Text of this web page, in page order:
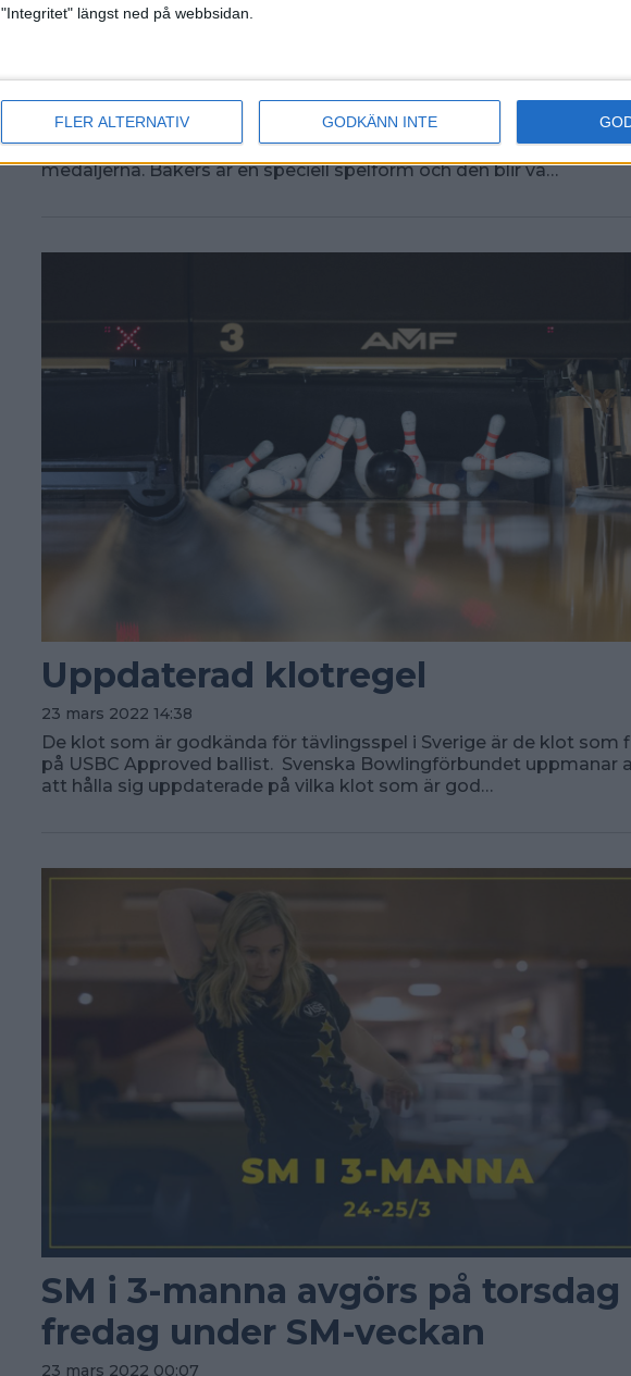
"Integritet" längst ned på webbsidan.
FLER ALTERNATIV GODKÄNN INTE
23 mars 2022 21:24
Anna Andersson, Spader Dam Hur ska det bli att spela 3-manna?
spännande och det ska bli kul att komma upp till Piteå och
medaljerna. Bakers är en speciell spelform och den blir vä…
Uppdaterad klotregel
23 mars 2022 14:38
De klot som är godkända för tävlingsspel i Sverige är de klot som
på USBC Approved ballist. Svenska Bowlingförbundet uppmanar
att hålla sig uppdaterade på vilka klot som är god…
SM i 3-manna avgörs på
fredag under SM-veckan
23 mars 2022 00:07